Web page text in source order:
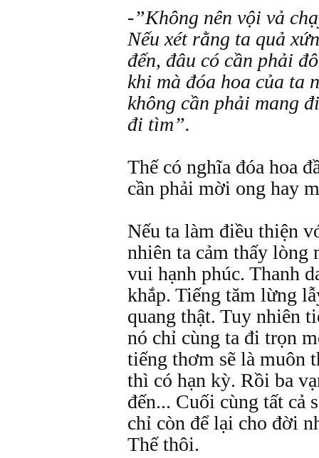
-”Không nên vội vả
Nếu xét rằng ta quả
đến, đâu có cần phải
khi mà đóa hoa của ta
không cần phải mang
đi tìm”.
Thế có nghĩa đóa hoa
cần phải mời ong hay
Nếu ta làm điều thiện
nhiên ta cảm thấy
vui hạnh phúc. Thanh
khắp. Tiếng tăm lừng
quang thật. Tuy nhiên
nó chỉ cùng ta đi trọn
tiếng thơm sẽ là muôn
thì có hạn kỳ. Rồi ba
đến... Cuối cùng tất cả
chỉ còn để lại cho đời
Thế thôi.